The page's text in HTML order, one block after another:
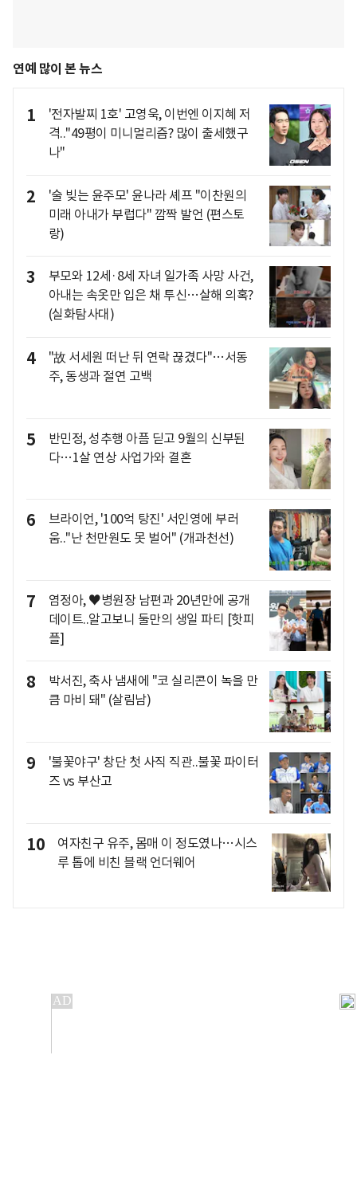
연예 많이 본 뉴스
1
'전자발찌 1호' 고영욱, 이번엔 이지혜 저
격.."49평이 미니멀리즘? 많이 출세했구
나"
2
'술 빚는 윤주모' 윤나라 셰프 "이찬원의
미래 아내가 부럽다" 깜짝 발언 (편스토
랑)
3
부모와 12세·8세 자녀 일가족 사망 사건,
아내는 속옷만 입은 채 투신…살해 의혹?
(실화탐사대)
4
"故 서세원 떠난 뒤 연락 끊겼다"…서동
주, 동생과 절연 고백
5
반민정, 성추행 아픔 딛고 9월의 신부된
다…1살 연상 사업가와 결혼
6
브라이언, '100억 탕진' 서인영에 부러
움.."난 천만원도 못 벌어" (개과천선)
7
염정아, ♥병원장 남편과 20년만에 공개
데이트..알고보니 둘만의 생일 파티 [핫피
플]
8
박서진, 축사 냄새에 "코 실리콘이 녹을 만
큼 마비 돼" (살림남)
9
'불꽃야구' 창단 첫 사직 직관..불꽃 파이터
즈 vs 부산고
10
여자친구 유주, 몸매 이 정도였나…시스
루 톱에 비친 블랙 언더웨어